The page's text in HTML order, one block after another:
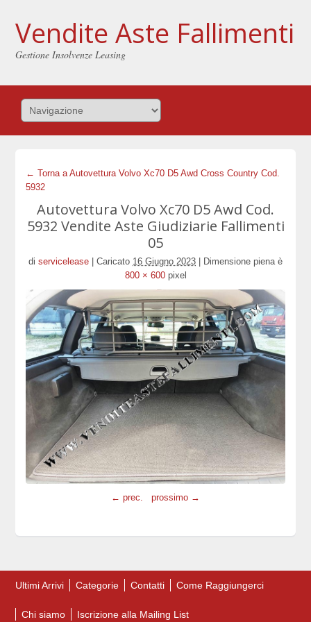
Vendite Aste Fallimenti
Gestione Insolvenze Leasing
← Torna a Autovettura Volvo Xc70 D5 Awd Cross Country Cod.
5932
Autovettura Volvo Xc70 D5 Awd Cod.
5932 Vendite Aste Giudiziarie Fallimenti
05
di servicelease Caricato 16 Giugno 2023
Dimensione piena è
800 × 600pixel
← prec. prossimo →
Ultimi Arrivi Categorie Contatti Come Raggiungerci
Chi siamo Iscrizione alla Mailing List